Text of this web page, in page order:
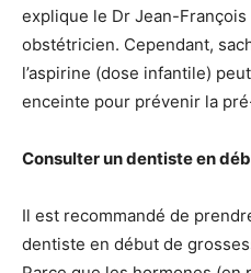
explique le Dr Jean-
obstétricien. Cependant,
l’aspirine (dose infantile)
enceinte pour prévenir la
Consulter un dentiste en
Il est recommandé de
dentiste en début de